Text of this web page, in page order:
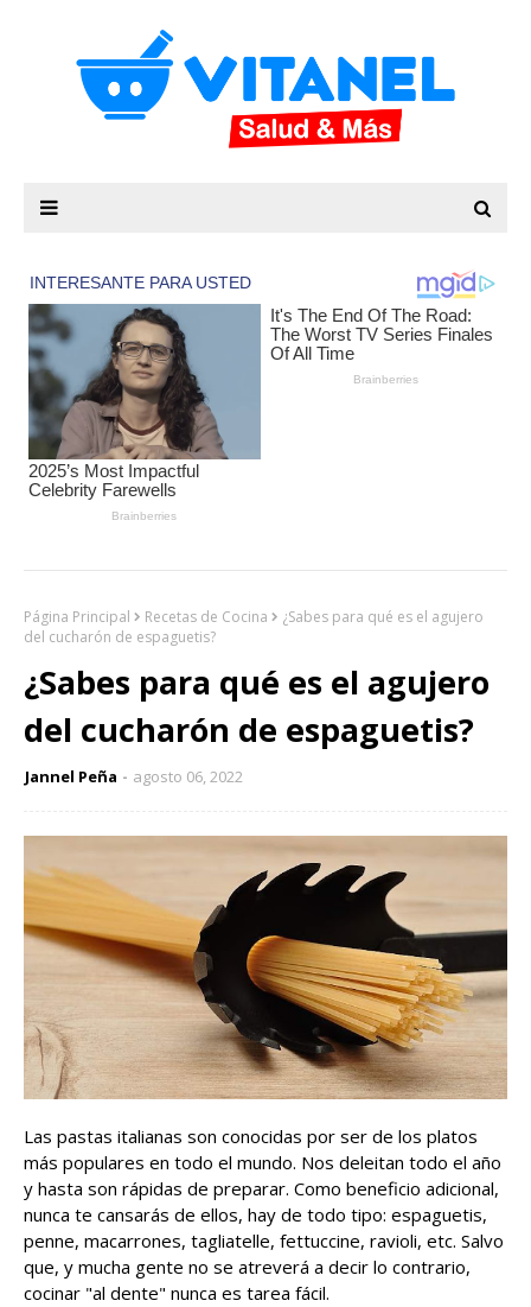
Página Principal Recetas de Cocina
¿Sabes para qué es el agujero
del cucharón de espaguetis?
¿Sabes para qué es el agujero
del cucharón de espaguetis?
Jannel Peña agosto 06, 2022
Las pastas italianas son conocidas por ser de los platos
más populares en todo el mundo. Nos deleitan todo el año
y hasta son rápidas de preparar. Como beneficio adicional,
nunca te cansarás de ellos, hay de todo tipo: espaguetis,
penne, macarrones, tagliatelle, fettuccine, ravioli, etc. Salvo
que, y mucha gente no se atreverá a decir lo contrario,
cocinar "al dente" nunca es tarea fácil.